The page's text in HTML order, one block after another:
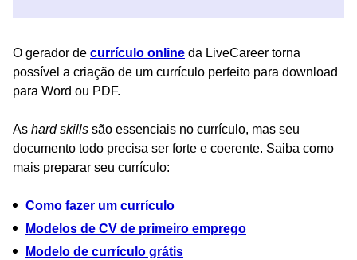
O gerador de currículo online da LiveCareer torna
possível a criação de um currículo perfeito para download
para Word ou PDF.
As hard skills são essenciais no currículo, mas seu
documento todo precisa ser forte e coerente. Saiba como
mais preparar seu currículo:
Como fazer um currículo
Modelos de CV de primeiro emprego
Modelo de currículo grátis